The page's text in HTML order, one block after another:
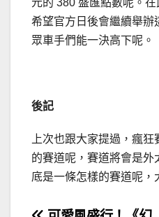
元的 380 盛匯點數呢。
希望官方日後會繼續舉辦
眾車手們能一決高下呢。
後記
上次也跟大家提過，瘋
的賽道呢，賽道將會是外
底是一條怎樣的賽道呢，